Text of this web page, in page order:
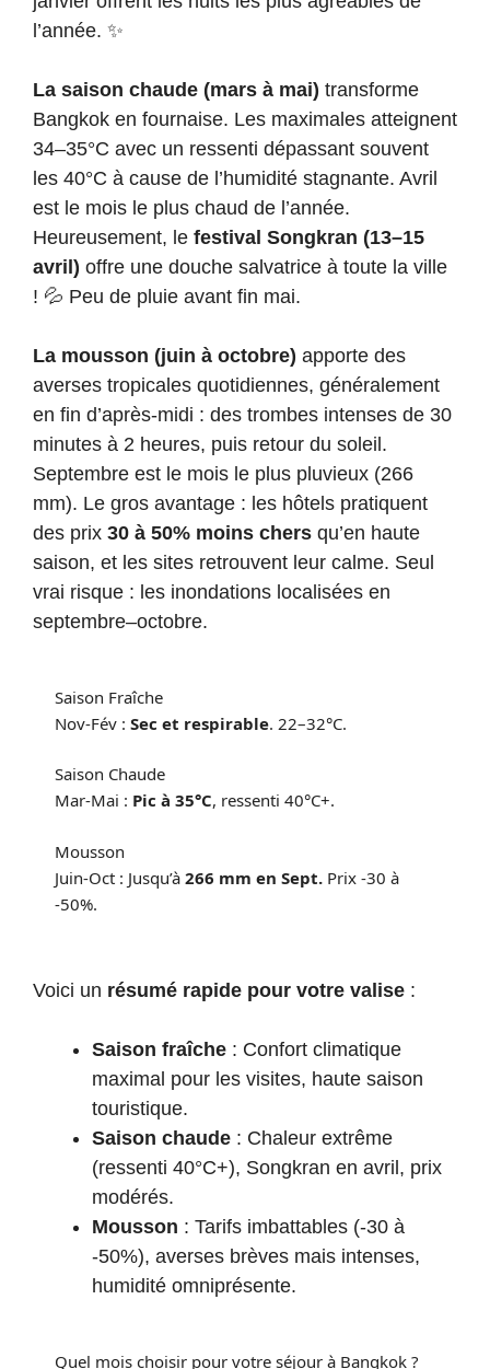
l’année. ✨
La saison chaude (mars à mai) transforme
Bangkok en fournaise. Les maximales atteignent
34–35°C avec un ressenti dépassant souvent
les 40°C à cause de l’humidité stagnante. Avril
est le mois le plus chaud de l’année.
Heureusement, le festival Songkran (13–15
avril) offre une douche salvatrice à toute la ville
! 💦 Peu de pluie avant fin mai.
La mousson (juin à octobre) apporte des
averses tropicales quotidiennes, généralement
en fin d’après-midi : des trombes intenses de 30
minutes à 2 heures, puis retour du soleil.
Septembre est le mois le plus pluvieux (266
mm). Le gros avantage : les hôtels pratiquent
des prix 30 à 50% moins chers qu’en haute
saison, et les sites retrouvent leur calme. Seul
vrai risque : les inondations localisées en
septembre–octobre.
Saison Fraîche
Nov-Fév : Sec et respirable. 22–32°C.
Saison Chaude
Mar-Mai : Pic à 35°C, ressenti 40°C+.
Mousson
Juin-Oct : Jusqu’à 266 mm en Sept. Prix -30 à
-50%.
Voici un résumé rapide pour votre valise :
Saison fraîche : Confort climatique
maximal pour les visites, haute saison
touristique.
Saison chaude : Chaleur extrême
(ressenti 40°C+), Songkran en avril, prix
modérés.
Mousson : Tarifs imbattables (-30 à
-50%), averses brèves mais intenses,
humidité omniprésente.
Quel mois choisir pour votre séjour à Bangkok ?